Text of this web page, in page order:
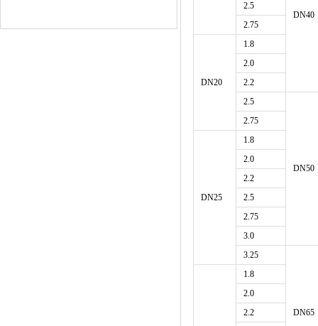
DN40
2.5
2.75
DN20
1.8
2.0
2.2
2.5
DN50
2.75
DN25
1.8
2.0
2.2
2.5
2.75
3.0
3.25
DN65
1.8
2.0
2.2